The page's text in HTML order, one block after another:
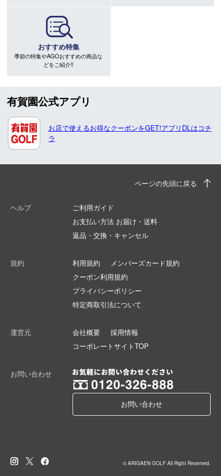
おすすめ特集
季節の特集やAGOおすすめの商品な
どをご紹介!!
有賀園公式アプリ
お店で使えるお得なクーポンをGET!アプリDLはコチ
ラ
ページの先頭に戻る
ヘルプ
ご利用ガイド
お支払い方法 お届け・送料
返品・交換・キャンセル
規約 利用規約
メンバーズカード規約
クーポン利用規約
プライバシーポリシー
特定商取引法について
運営元 会社概要
採用情報
コーポレートサイトTOP
お問い合わせ
お問い合わせ
© ARIGAEN GOLF All Right Reserved.